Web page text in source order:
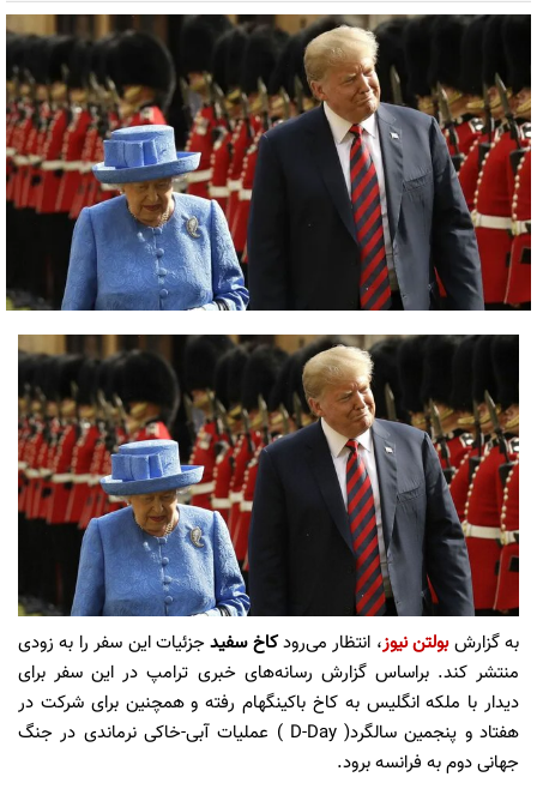
به گزارشبولتن نیوز، انتظار می‌رودکاخ سفیدجزئیات این سفر را به زودی
منتشر کند. براساس گزارش رسانه‌های خبری ترامپ در این سفر برای
دیدار با ملکه انگلیس به کاخ باکینگهام رفته و همچنین برای شرکت در
هفتاد و پنجمین سالگرد( D-Day ) عملیات آبی-خاکی نرماندی در جنگ
جهانی دوم به فرانسه برود.